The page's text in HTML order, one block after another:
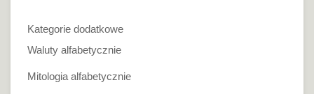
Kategorie dodatkowe
Waluty alfabetycznie
Mitologia alfabetycznie